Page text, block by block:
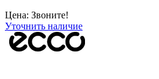
Цена: Звоните!
Уточнить наличие